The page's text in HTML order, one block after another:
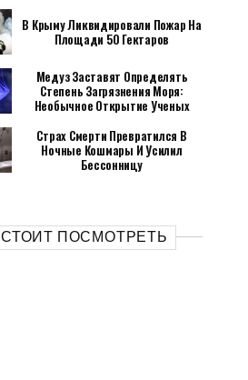
В Крыму Ликвидировали Пожар На
Площади 50 Гектаров
Медуз Заставят Определять
Степень Загрязнения Моря:
Необычное Открытие Ученых
Страх Смерти Превратился В
Ночные Кошмары И Усилил
Бессонницу
СТОИТ ПОСМОТРЕТЬ